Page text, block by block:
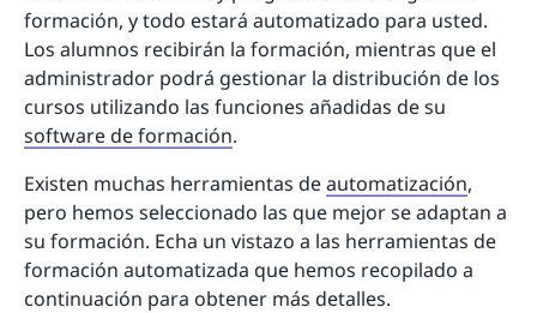
formación, y todo estará automatizado para usted.
Los alumnos recibirán la formación, mientras que el
administrador podrá gestionar la distribución de los
cursos utilizando las funciones añadidas de su
software de formación.
Existen muchas herramientas deautomatización,
pero hemos seleccionado las que mejor se adaptan a
su formación. Echa un vistazo a las herramientas de
formación automatizada que hemos recopilado a
continuación para obtener más detalles.